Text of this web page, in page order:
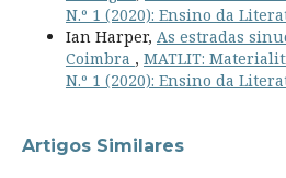
N.º 1 (2020): Ensino da
Ian Harper, As estradas
Coimbra , MATLIT:
N.º 1 (2020): Ensino da
Artigos Similares